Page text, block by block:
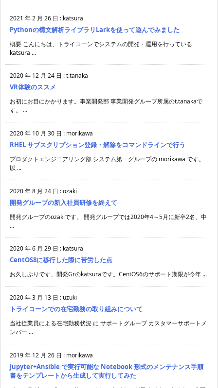
2021 年 2 月 26 日 : katsura
Pythonの構文解析ライブラリLarkを使って遊んでみました
概要 こんにちは、トライコーンでシステムの開発・運用を行っている
katsura ...
2020 年 12 月 24 日 :t.tanaka
VR体験のススメ
お初にお目にかかります。事業開発部 事業開発グループ所属のt.tanakaで
す。 ...
2020 年 10 月 30 日 : morikawa
RHEL サブスクリプション登録・解除をコマンドラインで行う
プロダクトエンジニアリング部 システム第一グループの morikawa です。
以 ...
2020 年 8 月 24 日 :ozaki
開発グループの新入社員研修を終えて
開発グループのozakiです。 開発グループでは2020年4～5月に新卒2名、中
...
2020 年 6 月 29 日 : katsura
CentOS8に移行した際に苦労した点
お久しぶりです、開発Grのkatsuraです。CentOS6のサポート期限が今年 ...
2020 年 3 月 13 日 : uzuki
トライコーンでの在宅勤務の取り組みについて
当社従業員による在宅勤務状況 に サポートグループ カスタマーサポートメ
ンバー ...
2019 年 12 月 26 日 : morikawa
Jupyter+Ansible で実行可能な Notebook 形式のメンテナンス手順
書をテンプレートから生成して実行してみた